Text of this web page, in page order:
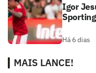
Igor
Há 6 dias
MAIS LANCE!